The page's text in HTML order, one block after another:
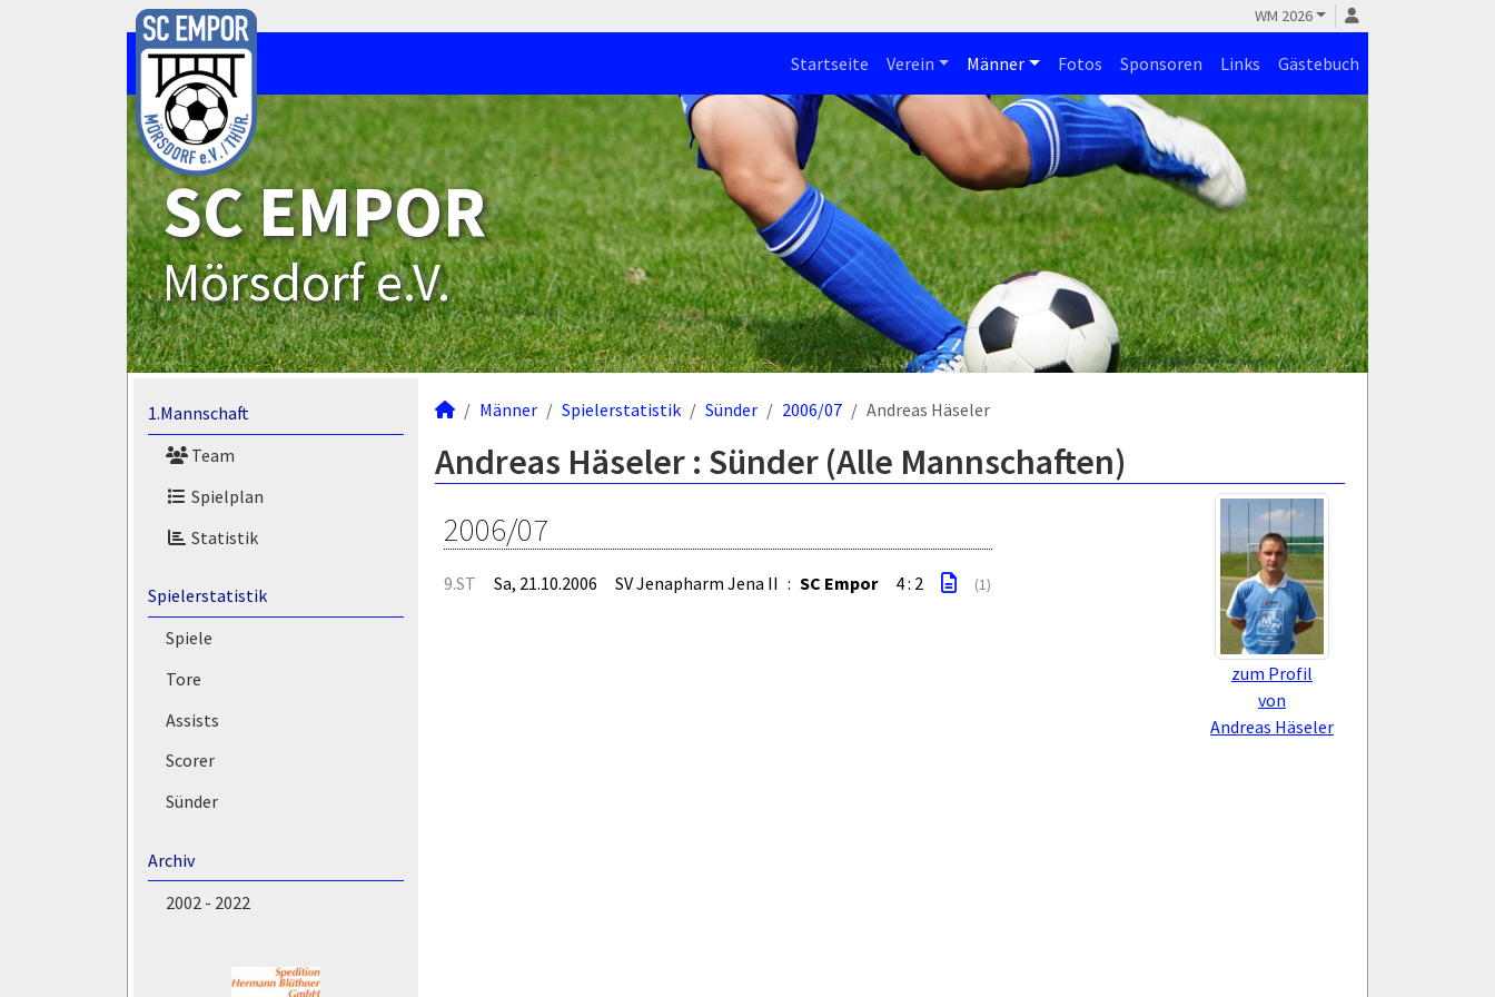
WM 2026
Startseite Verein Männer Fotos Sponsoren Links Gästebuch
SC EMPOR
Mörsdorf e.V.
1.Mannschaft
Team
Spielplan
Statistik
Spielerstatistik
Spiele
Tore
Assists
Scorer
Sünder
Archiv
2002 - 2022
Männer Spielerstatistik Sünder 2006/07 Andreas Häseler
Andreas Häseler : Sünder (Alle Mannschaften)
zum Profil
von
Andreas Häseler
2006/07
9.ST Sa, 21.10.2006 SV Jenapharm Jena II : SC Empor 4 : 2 (1)